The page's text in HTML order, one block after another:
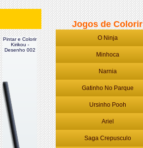
Pintar e Colorir
Kirikou -
Desenho 002
Jogos de Colorir
O Ninja
Minhoca
Narnia
Gatinho No Parque
Ursinho Pooh
Ariel
Saga Crepusculo